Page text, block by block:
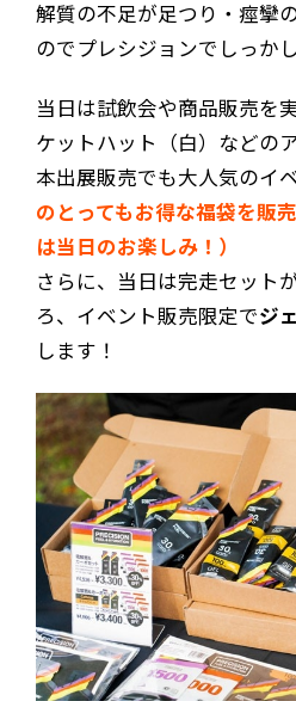
解質の不足が足つり・痙攣
のでプレシジョンでしっか
当日は試飲会や商品販売を
ケットハット（白）などの
本出展販売でも大人気のイ
のとってもお得な福袋を販
は当日のお楽しみ！）
さらに、当日は完走セット
ろ、イベント販売限定でジ
します！